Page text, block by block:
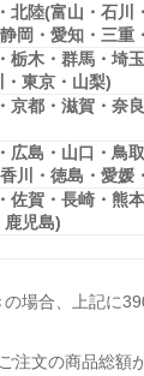
北陸(富山・石川
岡・愛知・三重
栃木・群馬・埼
東京・山梨)
京都・滋賀・奈
広島・山口・鳥
川・徳島・愛媛
佐賀・長崎・熊
鹿児島)
の場合、上記に
注文の商品総額